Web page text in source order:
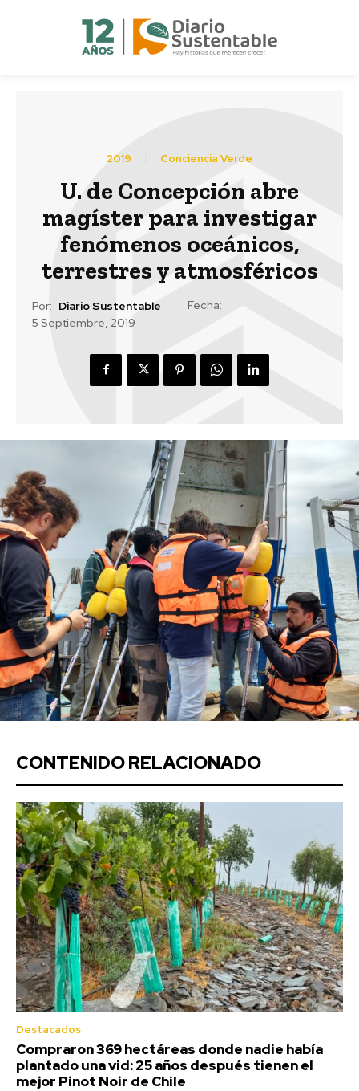
2019 Conciencia Verde
U. de Concepción abre
magíster para investigar
fenómenos oceánicos,
terrestres y atmosféricos
Por: Diario Sustentable
Fecha:
5 Septiembre, 2019
CONTENIDO RELACIONADO
Destacados
Compraron 369 hectáreas donde nadie había
plantado una vid: 25 años después tienen el
mejor Pinot Noir de Chile